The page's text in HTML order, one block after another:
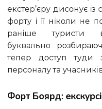
екстер’єру дисонує
форту і її ніколи не
раніше туристи
буквально
тепер доступ туди
персоналу та
Форт Боярд: